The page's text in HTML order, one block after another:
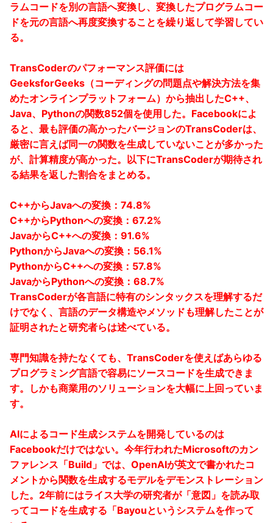
ラムコードを別の言語へ変換し、変換したプログラムコー
ドを元の言語へ再度変換することを繰り返して学習してい
る。
TransCoderのパフォーマンス評価には
GeeksforGeeks（コーディングの問題点や解決方法を集
めたオンラインプラットフォーム）から抽出したC++、
Java、Pythonの関数852個を使用した。Facebookによ
ると、最も評価の高かったバージョンのTransCoderは、
厳密に言えば同一の関数を生成していないことが多かった
が、計算精度が高かった。以下にTransCoderが期待され
る結果を返した割合をまとめる。
C++からJavaへの変換：74.8%
C++からPythonへの変換：67.2%
JavaからC++への変換：91.6%
PythonからJavaへの変換：56.1%
PythonからC++への変換：57.8%
JavaからPythonへの変換：68.7%
TransCoderが各言語に特有のシンタックスを理解するだ
けでなく、言語のデータ構造やメソッドも理解したことが
証明されたと研究者らは述べている。
専門知識を持たなくても、TransCoderを使えばあらゆる
プログラミング言語で容易にソースコードを生成できま
す。しかも商業用のソリューションを大幅に上回っていま
す。
AIによるコード生成システムを開発しているのは
Facebookだけではない。今年行われたMicrosoftのカン
ファレンス「Build」では、OpenAIが英文で書かれたコ
メントから関数を生成するモデルをデモンストレーション
した。2年前にはライス大学の研究者が「意図」を読み取
ってコードを生成する「Bayouというシステムを作って